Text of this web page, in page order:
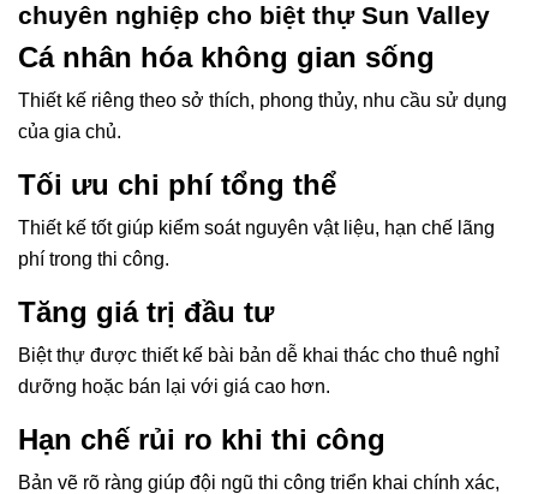
chuyên nghiệp cho biệt thự Sun Valley
Cá nhân hóa không gian sống
Thiết kế riêng theo sở thích, phong thủy, nhu cầu sử dụng
của gia chủ.
Tối ưu chi phí tổng thể
Thiết kế tốt giúp kiểm soát nguyên vật liệu, hạn chế lãng
phí trong thi công.
Tăng giá trị đầu tư
Biệt thự được thiết kế bài bản dễ khai thác cho thuê nghỉ
dưỡng hoặc bán lại với giá cao hơn.
Hạn chế rủi ro khi thi công
Bản vẽ rõ ràng giúp đội ngũ thi công triển khai chính xác,